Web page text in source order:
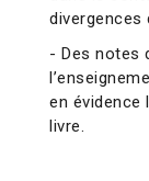
divergences
- Des notes
en évidence
livre.